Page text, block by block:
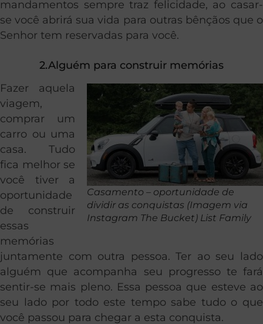
mandamentos sempre traz felicidade, ao casar-
se você abrirá sua vida para outras bênçãos que o
Senhor tem reservadas para você.
2.Alguém para construir memórias
Casamento – oportunidade de
dividir as conquistas (Imagem via
Instagram The Bucket) List Family
Fazer aquela
viagem,
comprar um
carro ou uma
casa. Tudo
fica melhor se
você tiver a
oportunidade
de construir
essas
memórias
juntamente com outra pessoa. Ter ao seu lado
alguém que acompanha seu progresso te fará
sentir-se mais pleno. Essa pessoa que esteve ao
seu lado por todo este tempo sabe tudo o que
você passou para chegar a esta conquista.